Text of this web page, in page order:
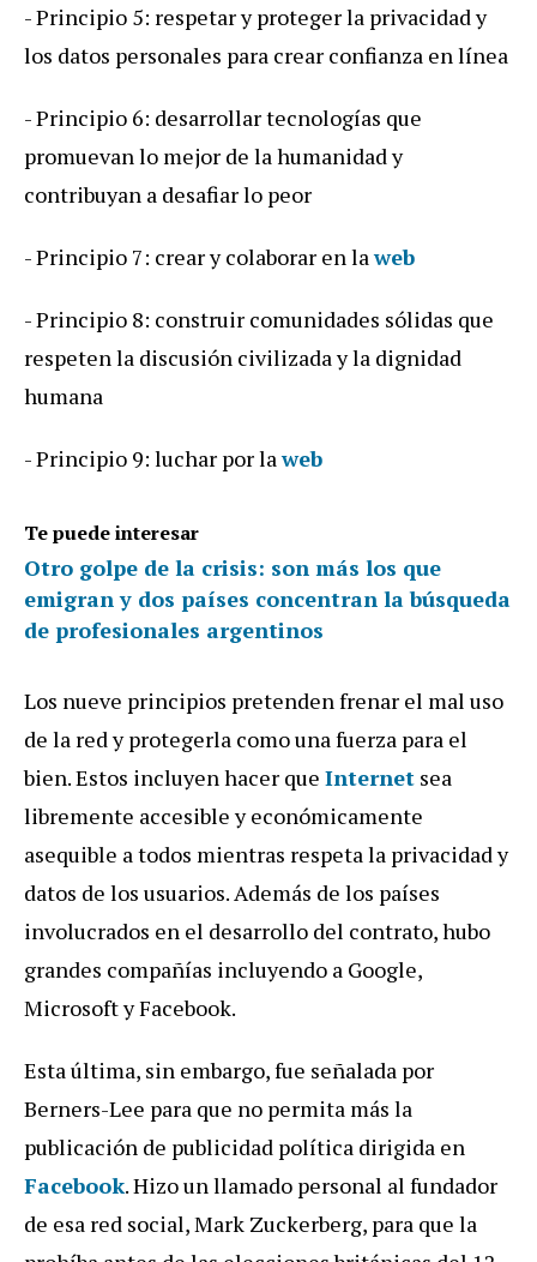
- Principio 5: respetar y proteger la privacidad y
los datos personales para crear confianza en línea
- Principio 6: desarrollar tecnologías que
promuevan lo mejor de la humanidad y
contribuyan a desafiar lo peor
- Principio 7: crear y colaborar en laweb
- Principio 8: construir comunidades sólidas que
respeten la discusión civilizada y la dignidad
humana
- Principio 9: luchar por laweb
Te puede interesar
Otro golpe de la crisis: son más los que
emigran y dos países concentran la búsqueda
de profesionales argentinos
Los nueve principios pretenden frenar el mal uso
de la red y protegerla como una fuerza para el
bien. Estos incluyen hacer que Internet sea
libremente accesible y económicamente
asequible a todos mientras respeta la privacidad y
datos de los usuarios. Además de los países
involucrados en el desarrollo del contrato, hubo
grandes compañías incluyendo a Google,
Microsoft y Facebook.
Esta última, sin embargo, fue señalada por
Berners-Lee para que no permita más la
publicación de publicidad política dirigida en
Facebook. Hizo un llamado personal al fundador
de esa red social, Mark Zuckerberg, para que la